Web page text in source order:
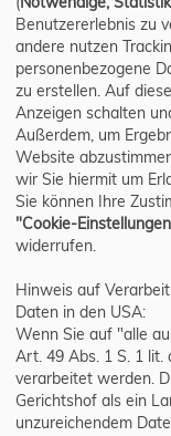
Benutzererlebnis zu
andere nutzen
personenbezogene
zu erstellen. Auf
Anzeigen schalten
Außerdem, um
Website
wir Sie hiermit um
Sie können Ihre
"Cookie-
widerrufen.
Hinweis auf
Daten in den USA:
Wenn Sie auf "alle
Art. 49 Abs. 1 S. 1 lit.
verarbeitet werden.
Gerichtshof als ein
unzureichendem